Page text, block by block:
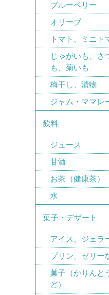
ブルーベリー
オリーブ
トマト、ミニト
じゃがいも、さ
も、菊いも
梅干し、漬物
ジャム・ママレ
飲料
ジュース
甘酒
お茶（健康茶）
水
菓子・デザート
アイス、ジェラ
プリン、ゼリー
菓子（かりんと
ど）